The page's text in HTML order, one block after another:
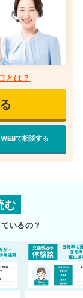
とは？
WEBで相談する
む
いるの？